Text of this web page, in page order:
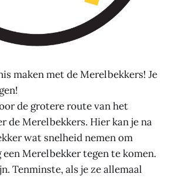
maken met de Merelbekkers! Je
de grotere route van het
de Merelbekkers. Hier kan je na
wat snelheid nemen om
Merelbekker tegen te komen.
Tenminste, als je ze allemaal